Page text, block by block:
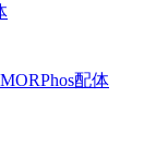
配体